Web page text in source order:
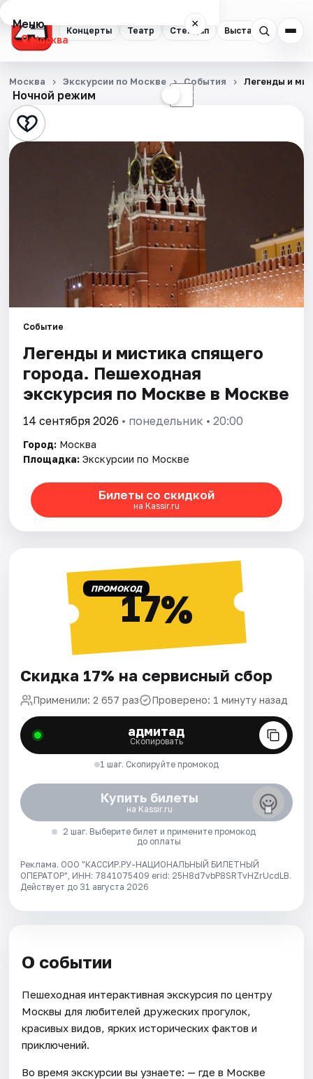
Концерты Театр Стендап Выставки
Меню ×
Москва
Концерты
Театр
Стендап
Города
Площадки
Артисты
Рейтинги
Ночной режим ☾
Москва Экскурсии по Москве События Легенды и
Событие
Легенды и мистика спящего
города. Пешеходная
экскурсия по Москве в Москве
14 сентября 2026 • понедельник • 20:00
Город: Москва
Площадка: Экскурсии по Москве
Билеты со скидкой
на Kassir.ru
ПРОМОКОД17%
Скидка 17% на сервисный сбор
Применили: 2 657 раз Проверено: 1 минуту назад
адмитад
Скопировать
1 шаг. Скопируйте промокод
Купить билеты
на Kassir.ru
2 шаг. Выберите билет и примените промокод
до оплаты
Реклама. ООО "КАССИР.РУ-НАЦИОНАЛЬНЫЙ БИЛЕТНЫЙ
ОПЕРАТОР", ИНН: 7841075409 erid: 25H8d7vbP8SRTvHZrUcdLB.
Действует до 31 августа 2026
О событии
Пешеходная интерактивная экскурсия по центру
Москвы для любителей дружеских прогулок,
красивых видов, ярких исторических фактов и
приключений.
Во время экскурсии вы узнаете: — где в Москве